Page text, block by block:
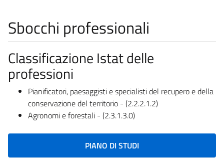
Sbocchi professionali
Classificazione Istat delle
professioni
Pianificatori, paesaggisti e specialisti del recupero e della
conservazione del territorio - (2.2.2.1.2)
Agronomi e forestali - (2.3.1.3.0)
PIANO DI STUDI